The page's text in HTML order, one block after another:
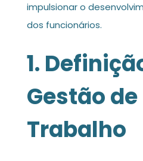
impulsionar o
dos funcionários.
1.
Gestão de
Trabalho